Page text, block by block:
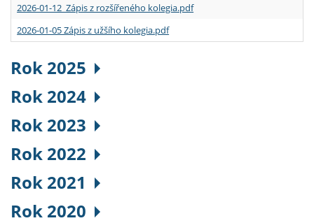
2026-01-12 Zápis z rozšířeného kolegia.pdf
2026-01-05 Zápis z užšího kolegia.pdf
Rok 2025
Rok 2024
Rok 2023
Rok 2022
Rok 2021
Rok 2020